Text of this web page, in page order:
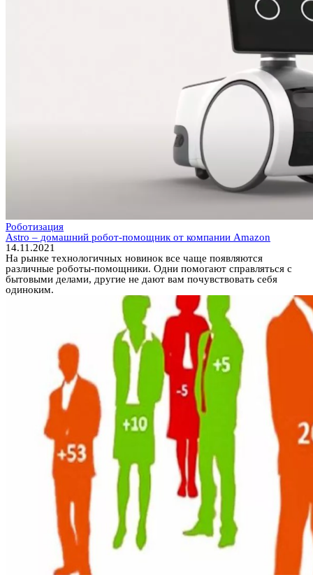
Роботизация
Astro – домашний робот-помощник от компании Amazon
14.11.2021
На рынке технологичных новинок все чаще появляются
различные роботы-помощники. Одни помогают справляться с
бытовыми делами, другие не дают вам почувствовать себя
одиноким.